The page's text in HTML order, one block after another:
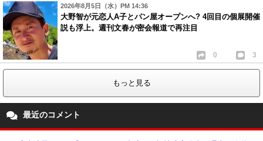
2026年8月5日（水）PM 14:36
大野智が元恋人A子とパン屋オープンへ? 4回目の個展開催
説も浮上。週刊文春が密会報道で再注目
0 3
もっと見る
最近のコメント